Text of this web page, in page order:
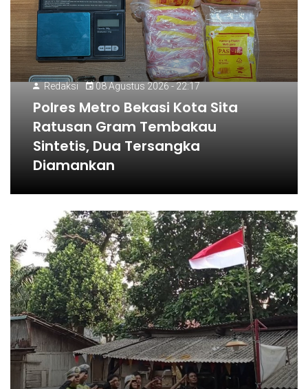
Redaksi 08 Agustus 2026 - 22:17
Polres Metro Bekasi Kota Sita
Ratusan Gram Tembakau
Sintetis, Dua Tersangka
Diamankan